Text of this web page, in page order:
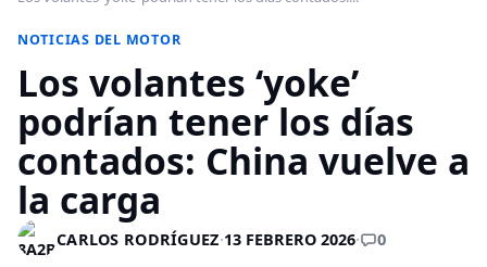
NOTICIAS DEL MOTOR
Los volantes ‘yoke’
podrían tener los días
contados: China vuelve a
la carga
CARLOS RODRÍGUEZ·13 FEBRERO 2026· 0